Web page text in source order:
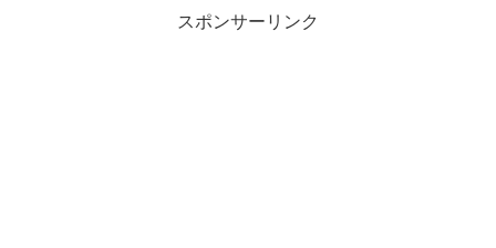
スポンサーリンク